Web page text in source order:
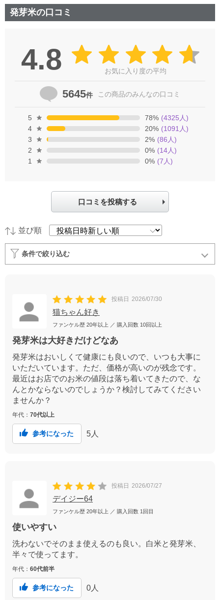
発芽米の口コミ
4.8 お気に入り度の平均
5645件 この商品のみんなの口コミ
5 78% (4325 人)
4
20% (1091 人)
3
2% (86 人)
2
0% (14人)
1
0% (7 人)
口コミを投稿する
並び順
条件で絞り込む
投稿日 2026/07/30
猫ちゃん好き
ファンケル歴 20年以上 ／ 購入回数 10回以上
発芽米は大好きだけどなあ
発芽米はおいしくて健康にも良いので、いつも大事に
いただいています。ただ、価格が高いのが残念です。
最近はお店でのお米の値段は落ち着いてきたので、な
んとかならないのでしょうか？検討してみてください
ませんか？
年代： 70代以上
参考になった 5 人
投稿日 2026/07/27
デイジー64
ファンケル歴 20年以上 ／ 購入回数 1回目
使いやすい
洗わないでそのまま使えるのも良い。白米と発芽米、
半々で使ってます。
年代： 60代前半
参考になった 0 人